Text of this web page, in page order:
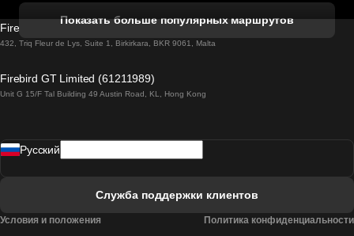
Поезд Лиссабон - Лагос
Поезд Лиссабон - Мадрид
Показать больше популярных маршрутов
Firebird GT Limited (OC 1451)
432, Triq Fleur de Lys, Suite 1, Birkirkara, BKR 9061, Malta
Firebird GT Limited (61211989)
Unit G 15/F Tal Building 49 Austin Road, KL, Hong Kong
Pусский
Служба поддержки клиентов
Условия и положения Политика конфиденциальности